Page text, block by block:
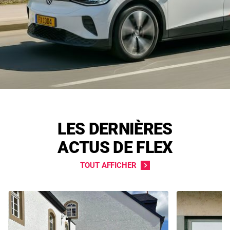
LES DERNIÈRES
ACTUS DE FLEX
TOUT AFFICHER